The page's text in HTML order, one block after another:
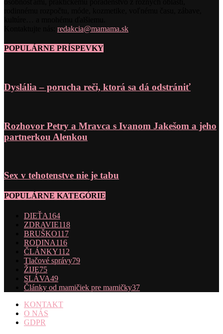
redakcia@mamama.sk
POPULÁRNE PRÍSPEVKY
Dyslália – porucha reči, ktorá sa dá odstrániť
Rozhovor Petry a Mravca s Ivanom Jakešom a jeho
partnerkou Alenkou
Sex v tehotenstve nie je tabu
POPULÁRNE KATEGÓRIE
DIEŤA164
ZDRAVIE118
BRUŠKO117
RODINA116
ČLÁNKY112
Tlačové správy79
ŽIJE75
SLÁVA49
Články od mamičiek pre mamičky37
KONTAKT
O NÁS
GDPR